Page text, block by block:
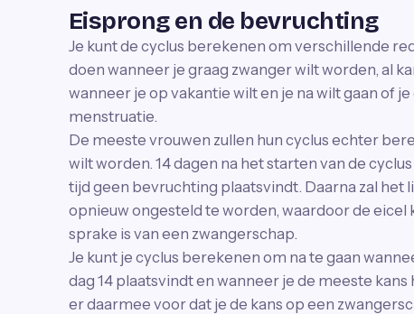
Eisprong en de bevruchting
Je kunt de cyclus berekenen om verschillende
doen wanneer je graag zwanger wilt worden, al
wanneer je op vakantie wilt en je na wilt gaan of
menstruatie.
De meeste vrouwen zullen hun cyclus echter
wilt worden. 14 dagen na het starten van de
tijd geen bevruchting plaatsvindt. Daarna zal het
opnieuw ongesteld te worden, waardoor de
sprake is van een zwangerschap.
Je kunt je cyclus berekenen om na te gaan
dag 14 plaatsvindt en wanneer je de meeste
er daarmee voor dat je de kans op een